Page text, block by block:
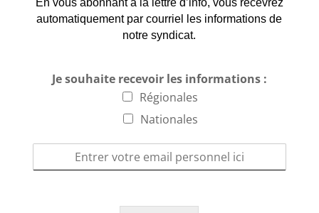
En vous abonnant à la lettre d’info, vous recevrez
automatiquement par courriel les informations de
notre syndicat.
Je souhaite recevoir les informations :
Régionales
Nationales